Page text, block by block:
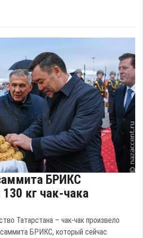
БРИКС
130 кг чак-чака
Татарстана – чак-чак произвело
БРИКС, который сейчас